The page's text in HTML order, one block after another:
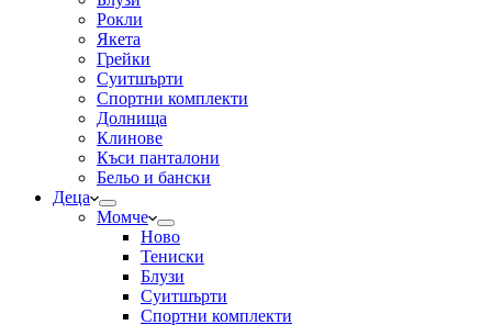
Рокли
Якета
Грейки
Суитшърти
Спортни комплекти
Долнища
Клинове
Къси панталони
Бельо и бански
Деца
Момче
Ново
Тениски
Блузи
Суитшърти
Спортни комплекти